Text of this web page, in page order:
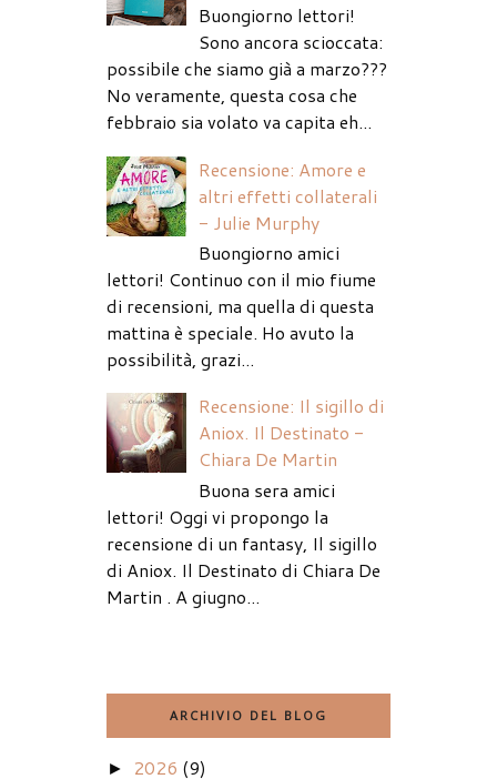
Buongiorno lettori!
Sono ancora scioccata:
possibile che siamo già a marzo???
No veramente, questa cosa che
febbraio sia volato va capita eh...
Recensione: Amore e
altri effetti collaterali
- Julie Murphy
Buongiorno amici
lettori! Continuo con il mio fiume
di recensioni, ma quella di questa
mattina è speciale. Ho avuto la
possibilità, grazi...
Recensione: Il sigillo di
Aniox. Il Destinato -
Chiara De Martin
Buona sera amici
lettori! Oggi vi propongo la
recensione di un fantasy, Il sigillo
di Aniox. Il Destinato di Chiara De
Martin . A giugno...
ARCHIVIO DEL BLOG
► 2026 (9)